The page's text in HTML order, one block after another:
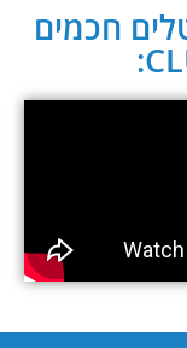
חכמים